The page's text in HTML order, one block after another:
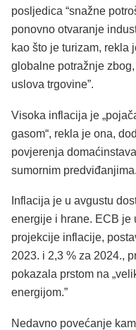
posljedica “snažne
ponovno otvaranje
kao što je turizam, rekla
globalne potražnje
uslova trgovine”.
Visoka inflacija je
gasom“, rekla je ona,
povjerenja
sumornim predviđanjima.
Inflacija je u avgustu
energije i hrane. ECB je
projekcije inflacije,
2023. i 2,3 % za 2024.,
pokazala prstom na
energijom.”
Nedavno povećanje